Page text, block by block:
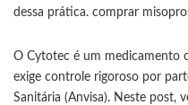
dessa prática. comprar
O Cytotec é um medicamento
exige controle rigoroso por
Sanitária (Anvisa). Neste post,